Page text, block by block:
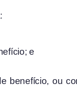
e
benefício, ou